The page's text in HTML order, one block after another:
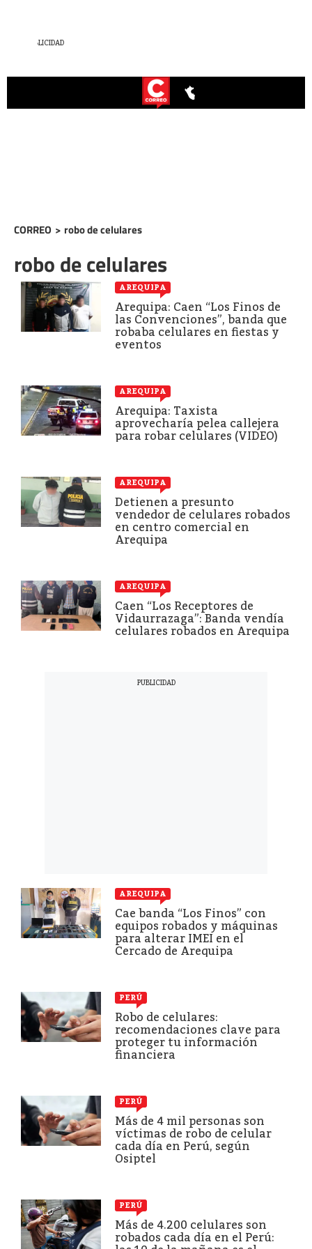
CORREO > robo de celulares
robo de celulares
AREQUIPA
Arequipa: Caen “Los Finos de
las Convenciones”, banda que
robaba celulares en fiestas y
eventos
AREQUIPA
Arequipa: Taxista
aprovecharía pelea callejera
para robar celulares (VIDEO)
AREQUIPA
Detienen a presunto
vendedor de celulares robados
en centro comercial en
Arequipa
AREQUIPA
Caen “Los Receptores de
Vidaurrazaga”: Banda vendía
celulares robados en Arequipa
AREQUIPA
Cae banda “Los Finos” con
equipos robados y máquinas
para alterar IMEI en el
Cercado de Arequipa
PERÚ
Robo de celulares:
recomendaciones clave para
proteger tu información
financiera
PERÚ
Más de 4 mil personas son
víctimas de robo de celular
cada día en Perú, según
Osiptel
PERÚ
Más de 4.200 celulares son
robados cada día en el Perú: